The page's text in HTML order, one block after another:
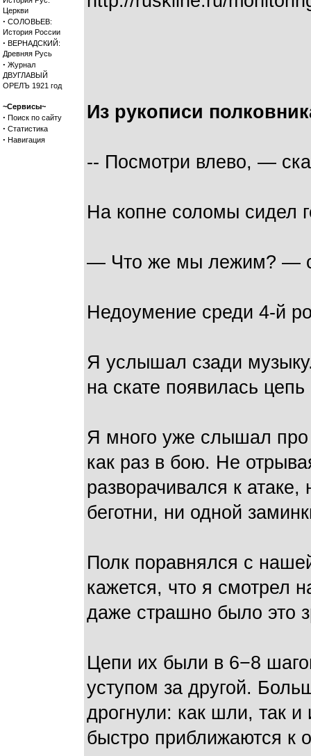
Церкви
· СОЛОВЬЕВ:
История России
· ВЕРНАДСКИЙ:
Древняя Русь
· Журнал
ДВУГЛАВЫЙ
ОРЕЛЪ 1921 год
~Сервисы~
· Поиск по сайту
· Статистика
· Навигация
Из рукописи
-- Посмотри влево, —
На копне соломы сидел
— Что же мы лежим? —
Недоумение среди 4-й
Я услышал сзади
на скате появилась
Я много уже слышал про
как раз в бою. Не
разворачивался к
беготни, ни одной
Полк поравнялся с
кажется, что я смотрел
даже страшно было это
Цепи их были в 6−8
уступом за другой.
дрогнули: как шли, так
быстро приближаются к